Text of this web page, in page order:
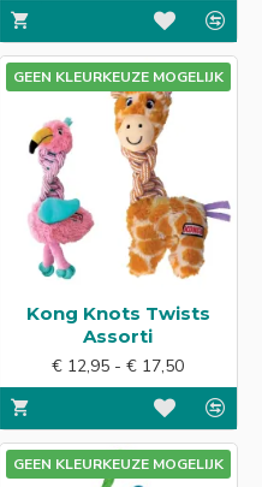
GEEN KLEURKEUZE MOGELIJK
Kong Knots Twists
Assorti
€ 12,95 - € 17,50
GEEN KLEURKEUZE MOGELIJK